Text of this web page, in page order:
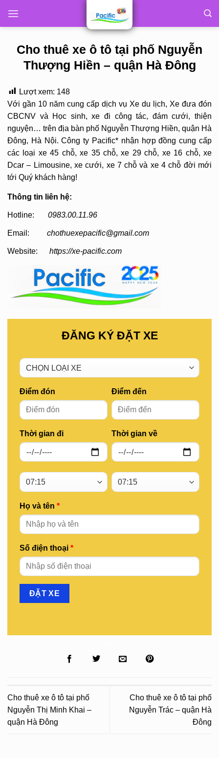
Cho thuê xe ô tô tại phố Nguyễn
Thượng Hiền – quận Hà Đông
Lượt xem: 148
Với gần 10 năm cung cấp dịch vụ Xe du lịch, Xe đưa đón
CBCNV và Học sinh, xe đi công tác, đám cưới, thiện
nguyện… trên địa bàn phố Nguyễn Thượng Hiền, quận Hà
Đông, Hà Nội. Công ty Pacific* nhận hợp đồng cung cấp
các loại xe 45 chỗ, xe 35 chỗ, xe 29 chỗ, xe 16 chỗ, xe
Dcar – Limousine, xe cưới, xe 7 chỗ và xe 4 chỗ đời mới
tới Quý khách hàng!
Thông tin liên hệ:
Hotline: 0983.00.11.96
Email: chothuexepacific@gmail.com
Website: https://xe-pacific.com
ĐĂNG KÝ ĐẶT XE
Điểm đón
Thời gian đi
Điểm đến
Thời gian về
Họ và tên *
Số điện thoại *
Cho thuê xe ô tô tại phố
Nguyễn Thị Minh Khai –
quận Hà Đông
Cho thuê xe ô tô tại phố
Nguyễn Trác – quận Hà
Đông